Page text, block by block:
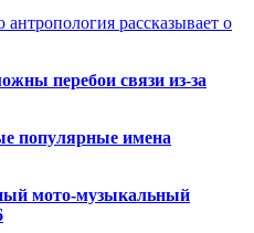
рассказывает о
перебои связи из-за
популярные имена
мото-музыкальный